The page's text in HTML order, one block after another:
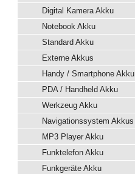
Digital Kamera Akku
Notebook Akku
Standard Akku
Externe Akkus
Handy / Smartphone Akku
PDA / Handheld Akku
Werkzeug Akku
Navigationssystem Akkus
MP3 Player Akku
Funktelefon Akku
Funkgeräte Akku